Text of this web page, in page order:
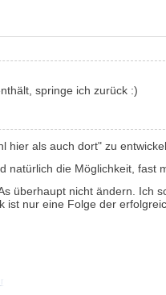
springe ich zurück :)
hier als auch dort" zu
die Möglichkeit, fast
überhaupt nicht ändern.
ist nur eine Folge der